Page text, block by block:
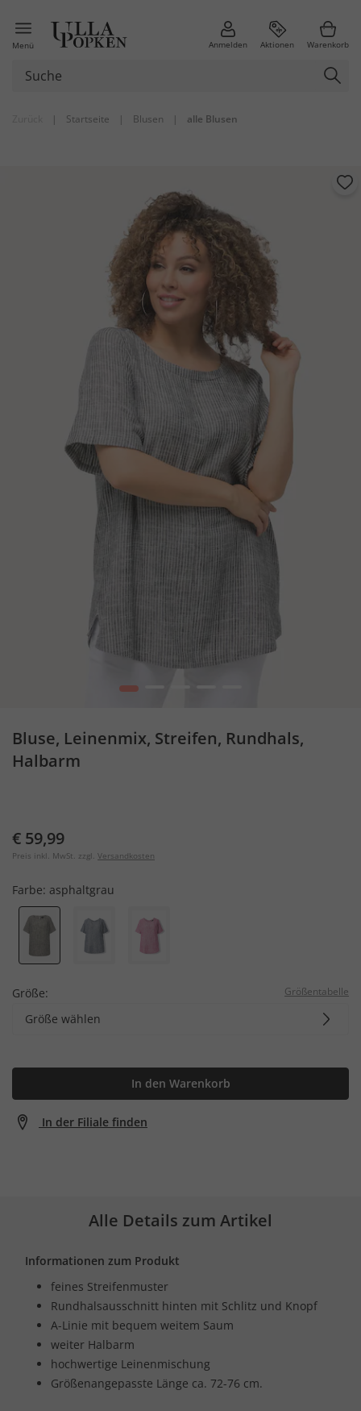
Menü Anmelden Aktionen Warenkorb
| Startseite | Blusen | alle Blusen
1
Bluse, Leinenmix, Streifen, Rundhals,
Halbarm
€ 59,99
Preis inkl. MwSt. zzgl. Versandkosten
Farbe: asphaltgrau
Größe: Größentabelle
Größe wählen
In den Warenkorb
In der Filiale finden
Alle Details zum Artikel
Informationen zum Produkt
feines Streifenmuster
Rundhalsausschnitt hinten mit Schlitz und Knopf
A-Linie mit bequem weitem Saum
weiter Halbarm
hochwertige Leinenmischung
Größenangepasste Länge ca. 72-76 cm.